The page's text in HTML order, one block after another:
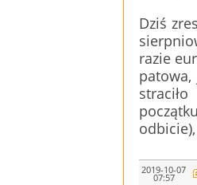
Dziś
razie
2019-10-07
07:57